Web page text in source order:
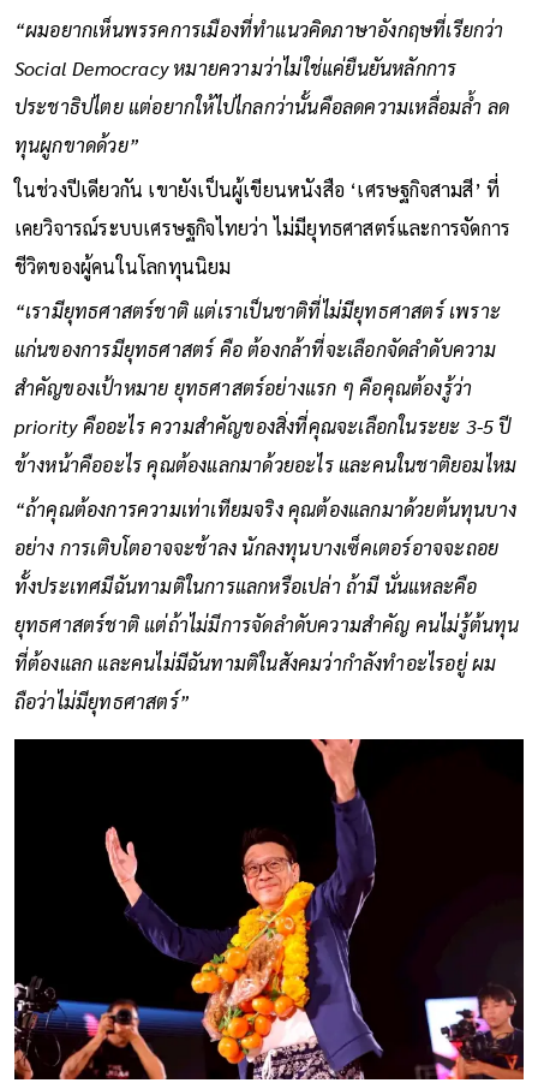
“ผมอยากเห็นพรรคการเมืองที่ทำแนวคิดภาษาอังกฤษที่เรียกว่า
Social Democracy หมายความว่าไม่ใช่แค่ยืนยันหลักการ
ประชาธิปไตย แต่อยากให้ไปไกลกว่านั้นคือลดความเหลื่อมล้ำ ลด
ทุนผูกขาดด้วย”
ในช่วงปีเดียวกัน เขายังเป็นผู้เขียนหนังสือ ‘เศรษฐกิจสามสี’ ที่
เคยวิจารณ์ระบบเศรษฐกิจไทยว่า ไม่มียุทธศาสตร์และการจัดการ
ชีวิตของผู้คนในโลกทุนนิยม
“เรามียุทธศาสตร์ชาติ แต่เราเป็นชาติที่ไม่มียุทธศาสตร์ เพราะ
แก่นของการมียุทธศาสตร์ คือ ต้องกล้าที่จะเลือกจัดลำดับความ
สำคัญของเป้าหมาย ยุทธศาสตร์อย่างแรก ๆ คือคุณต้องรู้ว่า
priority คืออะไร ความสำคัญของสิ่งที่คุณจะเลือกในระยะ 3-5 ปี
ข้างหน้าคืออะไร คุณต้องแลกมาด้วยอะไร และคนในชาติยอมไหม
“ถ้าคุณต้องการความเท่าเทียมจริง คุณต้องแลกมาด้วยต้นทุนบาง
อย่าง การเติบโตอาจจะช้าลง นักลงทุนบางเซ็คเตอร์อาจจะถอย
ทั้งประเทศมีฉันทามติในการแลกหรือเปล่า ถ้ามี นั่นแหละคือ
ยุทธศาสตร์ชาติ แต่ถ้าไม่มีการจัดลำดับความสำคัญ คนไม่รู้ต้นทุน
ที่ต้องแลก และคนไม่มีฉันทามติในสังคมว่ากำลังทำอะไรอยู่ ผม
ถือว่าไม่มียุทธศาสตร์”